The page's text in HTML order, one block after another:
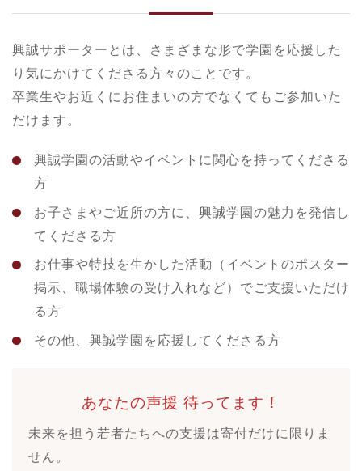
興誠サポーターとは、さまざまな形で学園を応援した
り気にかけてくださる方々のことです。
卒業生やお近くにお住まいの方でなくてもご参加いた
だけます。
興誠学園の活動やイベントに関心を持ってくださる
方
お子さまやご近所の方に、興誠学園の魅力を発信し
てくださる方
お仕事や特技を生かした活動（イベントのポスター
掲示、職場体験の受け入れなど）でご支援いただけ
る方
その他、興誠学園を応援してくださる方
あなたの声援 待ってます！
未来を担う若者たちへの支援は寄付だけに限りま
せん。